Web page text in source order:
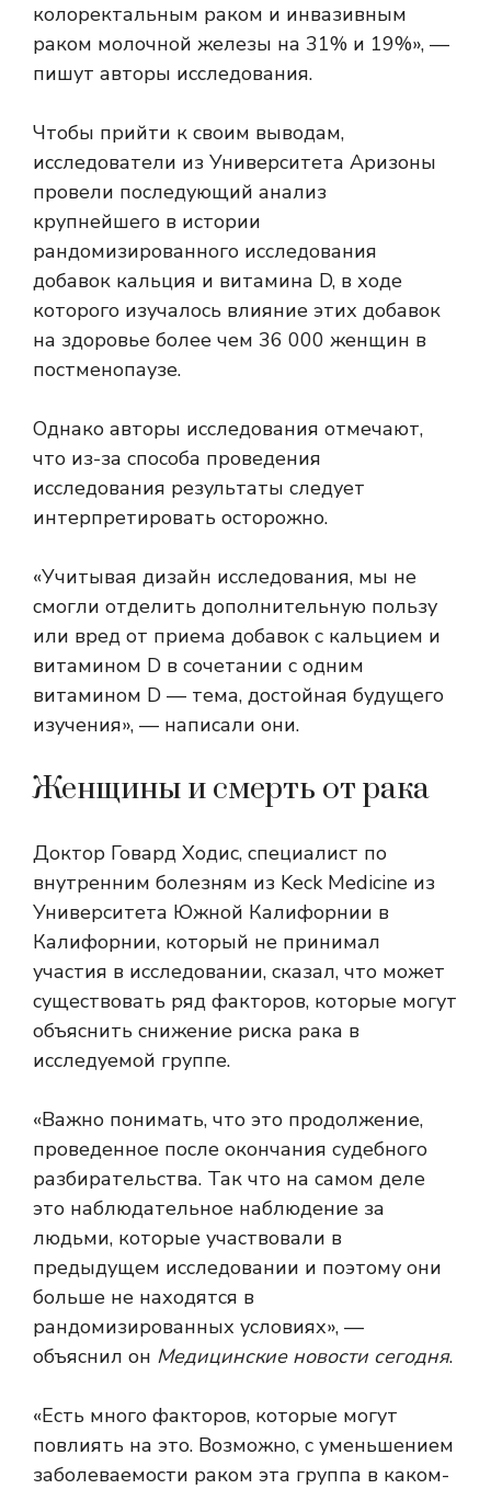
колоректальным раком и инвазивным
раком молочной железы на 31% и 19%», —
пишут авторы исследования.
Чтобы прийти к своим выводам,
исследователи из Университета Аризоны
провели последующий анализ
крупнейшего в истории
рандомизированного исследования
добавок кальция и витамина D, в ходе
которого изучалось влияние этих добавок
на здоровье более чем 36 000 женщин в
постменопаузе.
Однако авторы исследования отмечают,
что из-за способа проведения
исследования результаты следует
интерпретировать осторожно.
«Учитывая дизайн исследования, мы не
смогли отделить дополнительную пользу
или вред от приема добавок с кальцием и
витамином D в сочетании с одним
витамином D — тема, достойная будущего
изучения», — написали они.
Женщины и смерть от рака
Доктор Говард Ходис, специалист по
внутренним болезням из Keck Medicine из
Университета Южной Калифорнии в
Калифорнии, который не принимал
участия в исследовании, сказал, что может
существовать ряд факторов, которые могут
объяснить снижение риска рака в
исследуемой группе.
«Важно понимать, что это продолжение,
проведенное после окончания судебного
разбирательства. Так что на самом деле
это наблюдательное наблюдение за
людьми, которые участвовали в
предыдущем исследовании и поэтому они
больше не находятся в
рандомизированных условиях», —
объяснил он Медицинские новости сегодня.
«Есть много факторов, которые могут
повлиять на это. Возможно, с уменьшением
заболеваемости раком эта группа в каком-